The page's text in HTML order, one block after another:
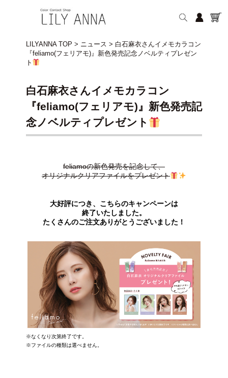
LILYANNA TOP > ニュース > 白石麻衣さんイメモカラコン
『feliamo(フェリアモ)』新色発売記念ノベルティプレゼン
ト
白石麻衣さんイメモカラコン
『feliamo(フェリアモ)』新色発売記
念ノベルティプレゼント
feliamoの新色発売を記念して、
オリジナルクリアファイルをプレゼント
大好評につき、こちらのキャンペーンは
終了いたしました。
たくさんのご注文ありがとうございました！
※なくなり次第終了です。
※ファイルの種類は選べません。